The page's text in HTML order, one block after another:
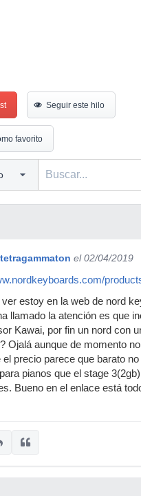
Seguir este hilo
favorito
tetragammaton el 02/04/2019
estoy en la web de nord
llamado la atención es que
Kawai, por fin un nord con
Ojalá aunque de momento
el precio parece que barato
pianos que el stage
Bueno en el enlace está